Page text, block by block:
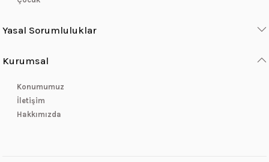
Yasal Sorumluluklar
Kurumsal
Konumumuz
İletişim
Hakkımızda